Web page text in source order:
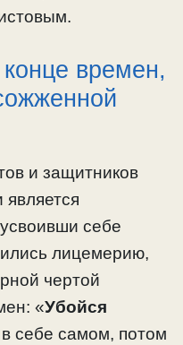
времен,
и защитников
себе
лицемерию,
чертой
«Убойся
себе самом, потом